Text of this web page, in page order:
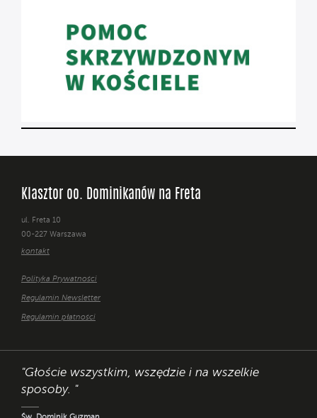
Klasztor oo. Dominikanów na Freta
ul. Freta 10
00-227 Warszawa
kontakt
Polityka Prywatności
Regulamin Newsletter
Regulamin płatności
"Głoście wszystkim, wszędzie i na wszelkie
sposoby. "